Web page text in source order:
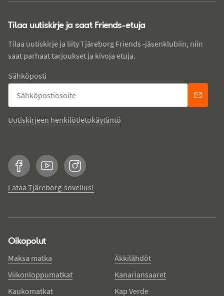
Tilaa uutiskirje ja saat Friends-etuja
Tilaa uutiskirje ja liity Tjäreborg Friends -jäsenklubiin, niin
saat parhaat tarjoukset ja kivoja etuja.
Sähköposti
Uutiskirjeen henkilötietokäytäntö
FacebookYouTubeInstagram
Lataa Tjäreborg-sovellus!
Oikopolut
Maksa matka
Viikonloppumatkat
Kaukomatkat
Äkkilähdöt
Kanariansaaret
Kap Verde